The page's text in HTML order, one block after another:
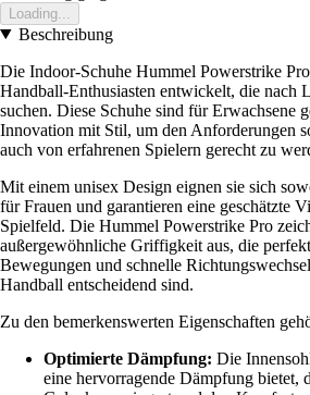
Loading...
Beschreibung
Die Indoor-Schuhe Hummel Powerstrike
Handball-Enthusiasten entwickelt, die nach
suchen. Diese Schuhe sind für Erwachsene
Innovation mit Stil, um den Anforderungen
auch von erfahrenen Spielern gerecht zu
Mit einem unisex Design eignen sie sich
für Frauen und garantieren eine geschätzte
Spielfeld. Die Hummel Powerstrike Pro
außergewöhnliche Griffigkeit aus, die
Bewegungen und schnelle
Handball entscheidend sind.
Zu den bemerkenswerten Eigenschaften
Optimierte Dämpfung: Die
eine hervorragende Dämpfung bietet,